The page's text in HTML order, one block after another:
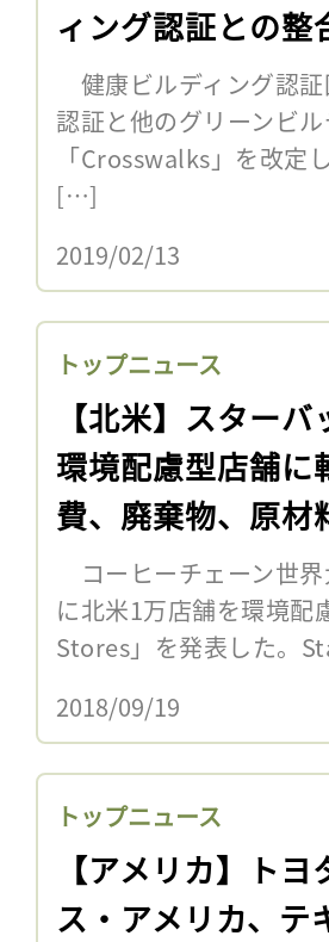
ィング認証との整
健康ビルディング認
認証と他のグリーンビ
「Crosswalks」を改定
[…]
2019/02/13
トップニュース
【北米】スター
環境配慮型店舗に
費、廃棄物、原材
コーヒーチェーン世
に北米1万店舗を環境
Stores」を発表した。
2018/09/19
トップニュース
【アメリカ】ト
ス・アメリカ、テ